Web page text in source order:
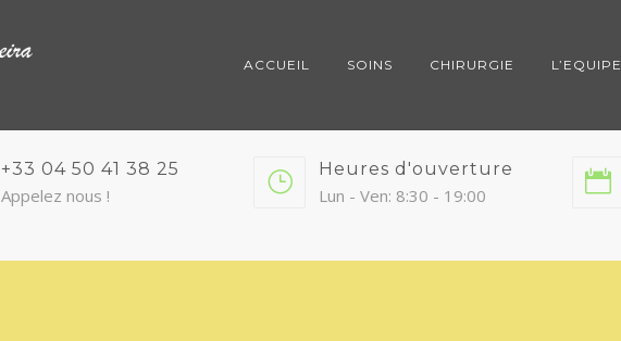
ACCUEIL SOINS CHIRURGIE L’EQUIPE
+33 04 50 41 38 25
Appelez nous !
Heures d'ouverture
Lun - Ven: 8:30 - 19:00